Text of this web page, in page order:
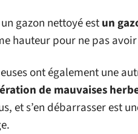
gazon nettoyé estun
hauteur pour ne pas
ont également une
de mauvaises
et s’en débarrasser est